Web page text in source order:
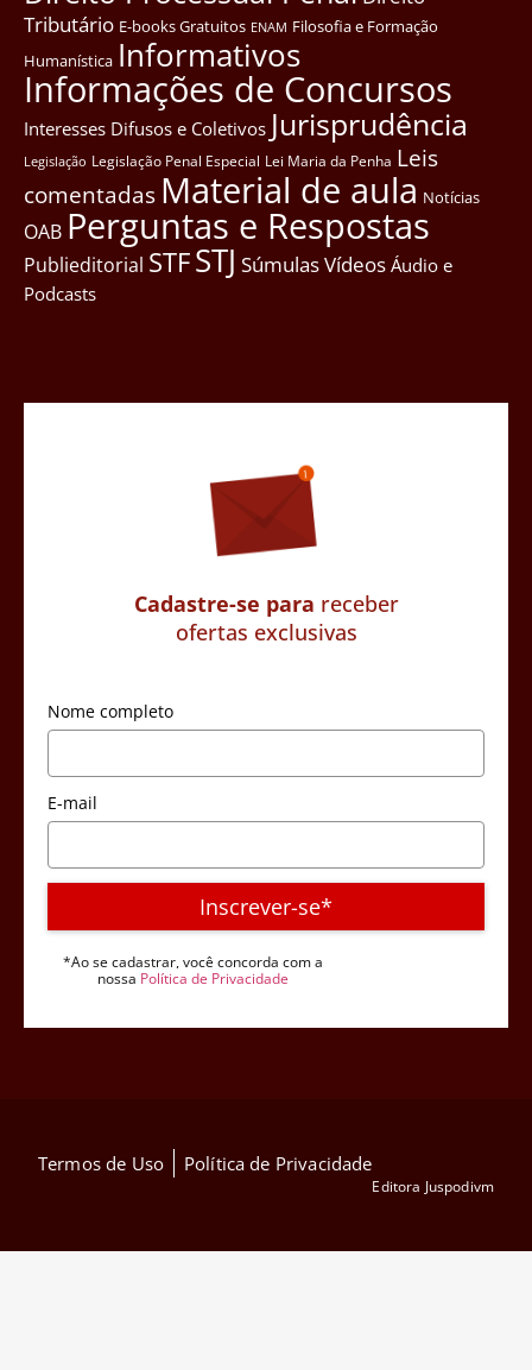
Tributário E-books Gratuitos ENAM Filosofia e Formação
Humanística Informativos
Informações de Concursos
Interesses Difusos e Coletivos Jurisprudência
Legislação Legislação Penal Especial Lei Maria da Penha Leis
comentadas Material de aula Notícias
OAB Perguntas e Respostas
Publieditorial STFSTJ SúmulasVídeos Áudio e
Podcasts
Cadastre-se para receber
ofertas exclusivas
Nome completo
E-mail
Inscrever-se*
*Ao se cadastrar, você concorda com a
nossa Política de Privacidade
Termos de Uso Política de Privacidade
Editora Juspodivm